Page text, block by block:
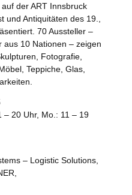
der ART Innsbruck
und Antiquitäten des 19.,
70 Aussteller –
aus 10 Nationen – zeigen
Fotografie,
Teppiche, Glas,
– 20 Uhr, Mo.: 11 – 19
– Logistic Solutions,